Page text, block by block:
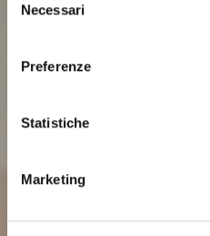
delNecessari
Preferenze
Statistiche
Marketing
Letti
programmi
8 programmi letto per